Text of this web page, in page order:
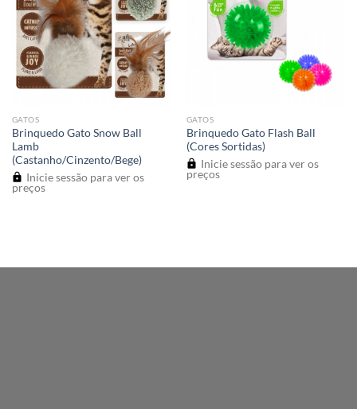
GATOS
Brinquedo Gato Snow Ball
Lamb
(Castanho/Cinzento/Bege)
Inicie sessão para ver os
preços
GATOS
Brinquedo Gato Flash Ball
(Cores Sortidas)
Inicie sessão para ver os
preços